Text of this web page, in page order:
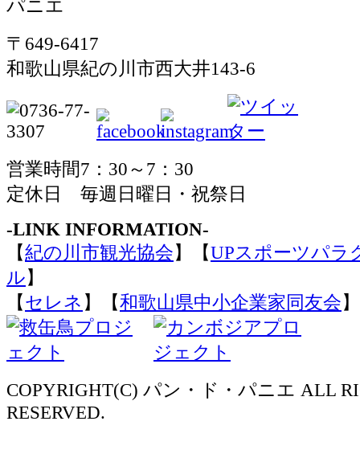
〒649-6417
和歌山県紀の川市西大井143-6
営業時間7：30～7：30
定休日 毎週日曜日・祝祭日
-LINK INFORMATION-
【紀の川市観光協会 】【UPスポーツパラ
ル 】
【 セレネ 】【和歌山県中小企業家同友会 】
COPYRIGHT(C) パン・ド・パニエ ALL
RESERVED.